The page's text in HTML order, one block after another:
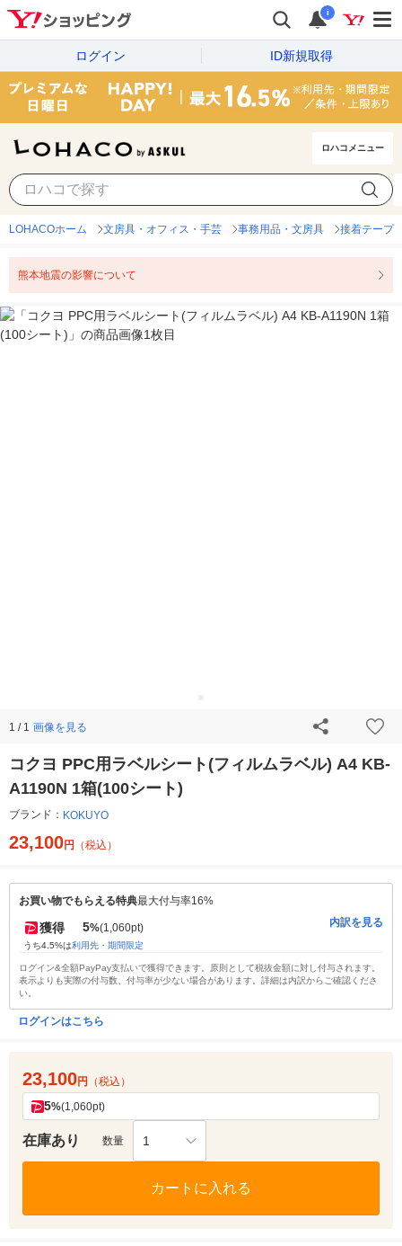
i
ログイン ID新規取得
ロハコメニュー
LOHACOホーム 文房具・オフィス・手芸 事務用品・文房具 接着テープ
熊本地震の影響について
1 / 1 画像を見る
コクヨ PPC用ラベルシート(フィルムラベル) A4 KB-
A1190N 1箱(100シート)
ブランド： KOKUYO
23,100円 （税込）
お買い物でもらえる特典最大付与率16%
獲得 5%(1,060pt)
うち4.5%は利用先・期間限定
内訳を見る
ログイン&全額PayPay支払いで獲得できます。原則として税抜金額に対し付与されます。
表示よりも実際の付与数、付与率が少ない場合があります。詳細は内訳からご確認くださ
い。
ログインはこちら
23,100円 （税込）
5%(1,060pt)
在庫あり 数量 1
カートに入れる